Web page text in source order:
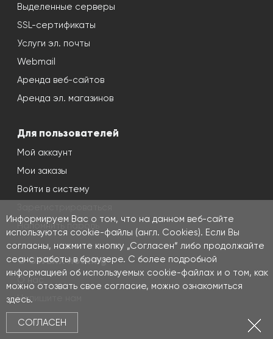
Информируем Вас о том, что на данном веб-сайте
используются cookie-файлы (англ. Cookies). Если Вы
согласны, нажмите кнопку „Согласен“ либо продолжайте
сеанс работы в браузере. С более подробной
информацией об используемых cookie-файлах и о том, как
можно отозвать свое согласие, можно ознакомиться
здесь.
СОГЛАСЕН
Выделенные серверы
SSL-сертификаты
Услуги эл. почты
Webmail
Аренда веб-сайтов
Аренда эл. магазинов
Для пользователей
Мой аккаунт
Мои заказы
Войти в систему
Напомнить пароль
О OWEXX hosting
О нас
Напишите нам
Контакты